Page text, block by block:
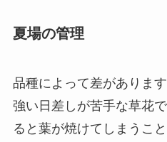
夏場の管理
品種によって差がありま
強い日差しが苦手な草花
ると葉が焼けてしまうこ